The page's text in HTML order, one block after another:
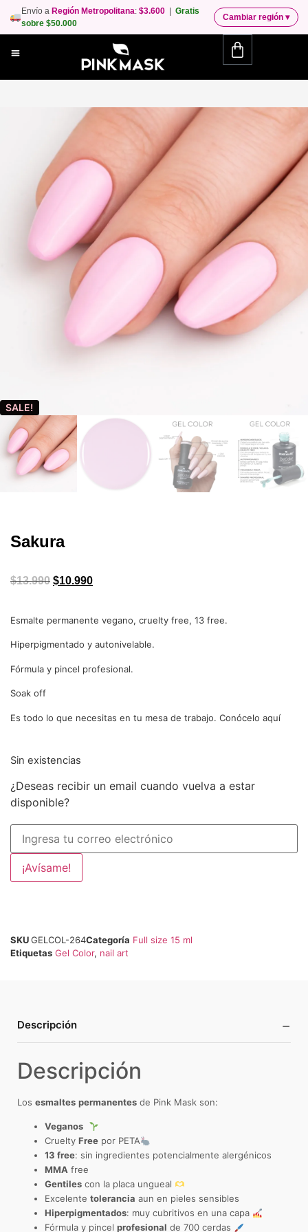
Envío a Región Metropolitana:$3.600 |Gratis
sobre $50.000
Cambiar región ▾
SALE!
Sakura
$13.990 $10.990
Esmalte permanente vegano, cruelty free, 13 free.
Hiperpigmentado y autonivelable.
Fórmula y pincel profesional.
Soak off
Es todo lo que necesitas en tu mesa de trabajo. Conócelo aquí
Sin existencias
¿Deseas recibir un email cuando vuelva a estar
disponible?
¡Avísame!
SKUGELCOL-264Categoría Full size 15 ml
Etiquetas Gel Color, nail art
Descripción −
Descripción
Los esmaltes permanentes de Pink Mask son:
Veganos
Cruelty Free por PETA
13 free: sin ingredientes potencialmente alergénicos
MMA free
Gentiles con la placa ungueal
Excelente tolerancia aun en pieles sensibles
Hiperpigmentados: muy cubritivos en una capa
Fórmula y pincel profesional de 700 cerdas